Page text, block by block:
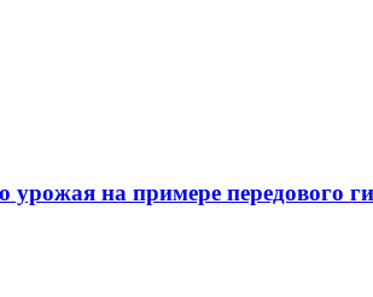
урожая на примере передового